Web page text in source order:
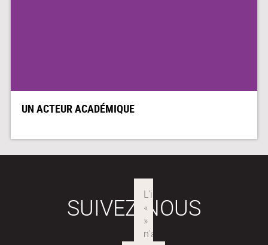
UN ACTEUR ACADÉMIQUE
SUIVEZ-NOUS